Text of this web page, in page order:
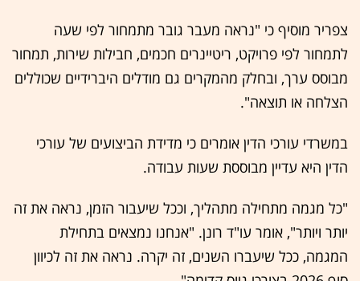
צפריר מוסיף כי "נראה מעבר גובר מתמחור לפי שעה
לתמחור לפי פרויקט, ריטיינרים חכמים, חבילות שירות, תמחור
מבוסס ערך, ובחלק מהמקרים גם מודלים היברידיים שכוללים
הצלחה או תוצאה".
במשרדי עורכי הדין אומרים כי מדידת הביצועים של עורכי
הדין היא עדיין מבוססת שעות עבודה.
"כל מגמה מתחילה מתהליך, וככל שיעבור הזמן, נראה את זה
יותר ויותר", אומר עו"ד רונן. "אנחנו נמצאים בתחילת
המגמה, ככל שיעברו השנים, זה יקרה. נראה את זה לכיוון